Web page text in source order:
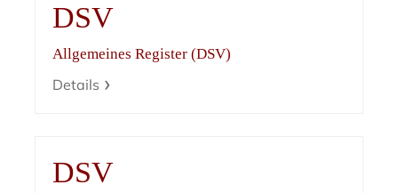
DSV
Allgemeines Register (DSV)
Details
DSV